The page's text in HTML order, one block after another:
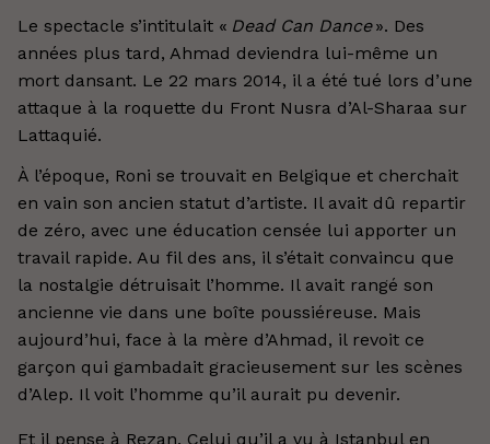
Le spectacle s’intitulait « Dead Can Dance». Des
années plus tard, Ahmad deviendra lui-même un
mort dansant. Le 22 mars 2014, il a été tué lors d’une
attaque à la roquette du Front Nusra d’Al-Sharaa sur
Lattaquié.
À l’époque, Roni se trouvait en Belgique et cherchait
en vain son ancien statut d’artiste. Il avait dû repartir
de zéro, avec une éducation censée lui apporter un
travail rapide. Au fil des ans, il s’était convaincu que
la nostalgie détruisait l’homme. Il avait rangé son
ancienne vie dans une boîte poussiéreuse. Mais
aujourd’hui, face à la mère d’Ahmad, il revoit ce
garçon qui gambadait gracieusement sur les scènes
d’Alep. Il voit l’homme qu’il aurait pu devenir.
Et il pense à Rezan. Celui qu’il a vu à Istanbul en